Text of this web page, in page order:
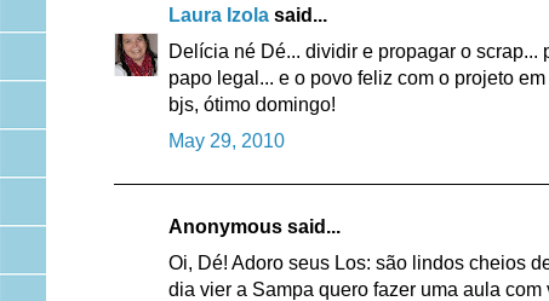
Laura Izolasaid...
Delícia né Dé... dividir e propagar o
papo legal... e o povo feliz com o projeto em
bjs, ótimo domingo!
May 29, 2010
Anonymous said...
Oi, Dé! Adoro seus Los: são lindos cheios
dia vier a Sampa quero fazer uma aula com